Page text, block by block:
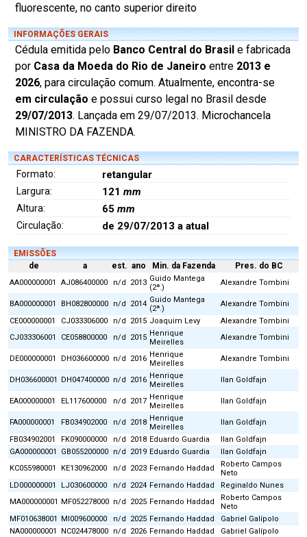
fluorescente, no canto superior direito
INFORMAÇÕES GERAIS
Cédula emitida pelo Banco Central do Brasil e fabricada
por Casa da Moeda do Rio de Janeiro entre 2013 e
2026, para circulação comum. Atualmente, encontra-se
em circulação e possui curso legal no Brasil desde
29/07/2013. Lançada em 29/07/2013. Microchancela
MINISTRO DA FAZENDA.
CARACTERÍSTICAS TÉCNICAS
Formato: retangular
Largura: 121 mm
Altura: 65 mm
Circulação: de 29/07/2013 a atual
EMISSÕES
de
a est. ano Min. da Fazenda Pres. do BC
AA000000001 AJ086400000 n/d 2013 Guido Mantega
(2ª.)
Alexandre Tombini
BA000000001 BH082800000 n/d 2014 Guido Mantega
(2ª.)
Alexandre Tombini
CE000000001
CJ033306000 n/d 2015 Joaquim Levy
Alexandre Tombini
CJ033306001
CE058800000 n/d 2015 Henrique
Meirelles
Alexandre Tombini
DE000000001 DH036600000 n/d 2016 Henrique
Meirelles
Alexandre Tombini
DH036600001 DH047400000 n/d 2016 Henrique
Meirelles
Ilan Goldfajn
EA000000001 EL117600000 n/d 2017 Henrique
Meirelles
Ilan Goldfajn
FA000000001 FB034902000 n/d 2018 Henrique
Meirelles
Ilan Goldfajn
FB034902001
FK090000000 n/d 2018 Eduardo Guardia
Ilan Goldfajn
GA000000001
GB055200000 n/d 2019 Eduardo Guardia
Ilan Goldfajn
KC055980001
KE130962000 n/d 2023 Fernando Haddad
Roberto Campos
Neto
LD000000001
LJ030600000 n/d 2024 Fernando Haddad
Reginaldo Nunes
MA000000001 MF052278000 n/d 2025 Fernando Haddad
Roberto Campos
Neto
MF010638001
MI009600000 n/d 2025 Fernando Haddad
Gabriel Galípolo
NA000000001
NC024478000 n/d 2026 Fernando Haddad Gabriel Galípolo